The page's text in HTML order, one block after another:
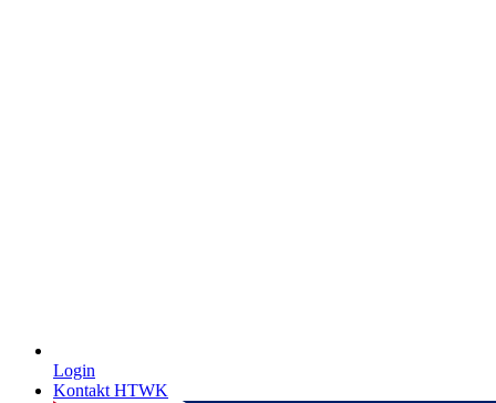
Login
Kontakt HTWK